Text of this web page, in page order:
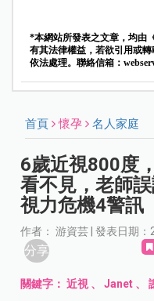
*本網站所發表之文章，均由
有其法律權益，若欲引用或
依法處理。聯絡信箱：
首頁 懷孕 名人家庭
6歲近視800度
看不見，老師
視力危機4警訊
作者： 游資芸 | 發表日期
分享
關鍵字：近視 、Janet 、